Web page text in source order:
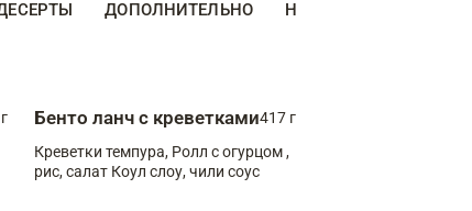
ДОПОЛНИТЕЛЬНО НАПИТКИ
Бенто ланч с креветками417 г
Креветки темпура, Ролл с огурцом ,
рис, салат Коул слоу, чили соус